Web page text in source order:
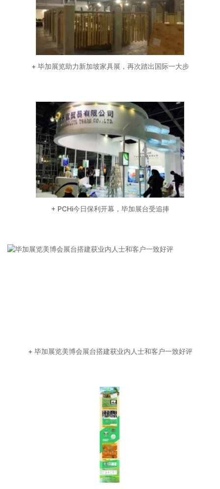
+ 毕加展览助力新加坡家具展，再次踏出国际一大步
+ PCHi今日保利开幕，毕加展台受追捧
+ 毕加展览美博会展台搭建获业内人士和客户一致好评